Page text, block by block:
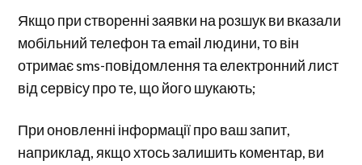
Якщо при створенні заявки на розшук ви вказали
мобільний телефон та email людини, то він
отримає sms-повідомлення та електронний лист
від сервісу про те, що його шукають;
При оновленні інформації про ваш запит,
наприклад, якщо хтось залишить коментар, ви